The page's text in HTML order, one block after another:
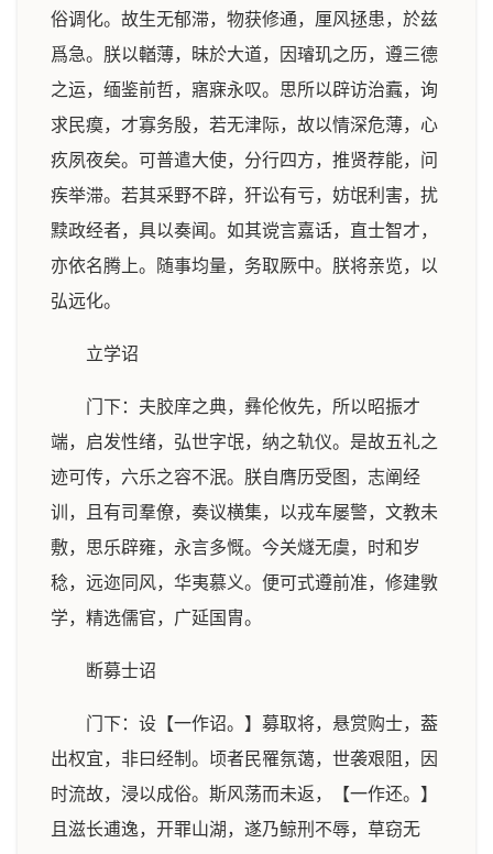
俗调化。故生无郁滞，物获修通，厘风拯患，於兹
爲急。朕以輶薄，昧於大道，因璿玑之历，遵三德
之运，缅鉴前哲，寤寐永叹。思所以辟访治蠧，询
求民瘼，才寡务殷，若无津际，故以情深危薄，心
疚夙夜矣。可普遣大使，分行四方，推贤荐能，问
疾举滞。若其采野不辟，犴讼有亏，妨氓利害，扰
黩政经者，具以奏闻。如其谠言嘉话，直士智才，
亦依名腾上。随事均量，务取厥中。朕将亲览，以
弘远化。
立学诏
门下：夫胶庠之典，彝伦攸先，所以昭振才
端，启发性绪，弘世字氓，纳之轨仪。是故五礼之
迹可传，六乐之容不泯。朕自膺历受图，志阐经
训，且有司羣僚，奏议横集，以戎车屡警，文教未
敷，思乐辟雍，永言多慨。今关燧无虞，时和岁
稔，远迩同风，华夷慕义。便可式遵前准，修建斆
学，精选儒官，广延国胄。
断募士诏
门下：设【一作诏。】募取将，悬赏购士，葢
出权宜，非曰经制。顷者民罹氛蔼，世袭艰阻，因
时流故，浸以成俗。斯风荡而未返，【一作还。】
且滋长逋逸，开罪山湖，遂乃鲸刑不辱，草窃无